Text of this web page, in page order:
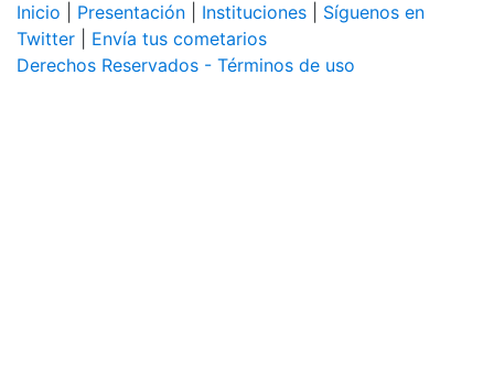
Inicio Presentación Instituciones
Síguenos en
Twitter
Envía tus cometarios
Derechos Reservados - Términos de uso